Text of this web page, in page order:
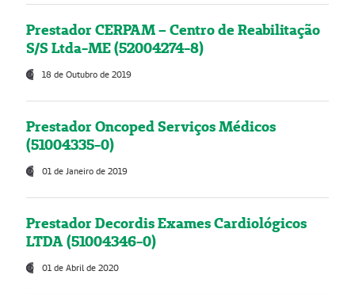
Prestador CERPAM – Centro de Reabilitação
S/S Ltda-ME (52004274-8)
18 de Outubro de 2019
Prestador Oncoped Serviços Médicos
(51004335-0)
01 de Janeiro de 2019
Prestador Decordis Exames Cardiológicos
LTDA (51004346-0)
01 de Abril de 2020